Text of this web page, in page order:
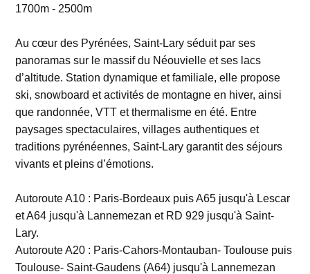
1700m - 2500m
Au cœur des Pyrénées, Saint-Lary séduit par ses
panoramas sur le massif du Néouvielle et ses lacs
d’altitude. Station dynamique et familiale, elle propose
ski, snowboard et activités de montagne en hiver, ainsi
que randonnée, VTT et thermalisme en été. Entre
paysages spectaculaires, villages authentiques et
traditions pyrénéennes, Saint-Lary garantit des séjours
vivants et pleins d’émotions.
Autoroute A10 : Paris-Bordeaux puis A65 jusqu'à Lescar
et A64 jusqu'à Lannemezan et RD 929 jusqu'à Saint-
Lary.
Autoroute A20 : Paris-Cahors-Montauban- Toulouse puis
Toulouse- Saint-Gaudens (A64) jusqu'à Lannemezan